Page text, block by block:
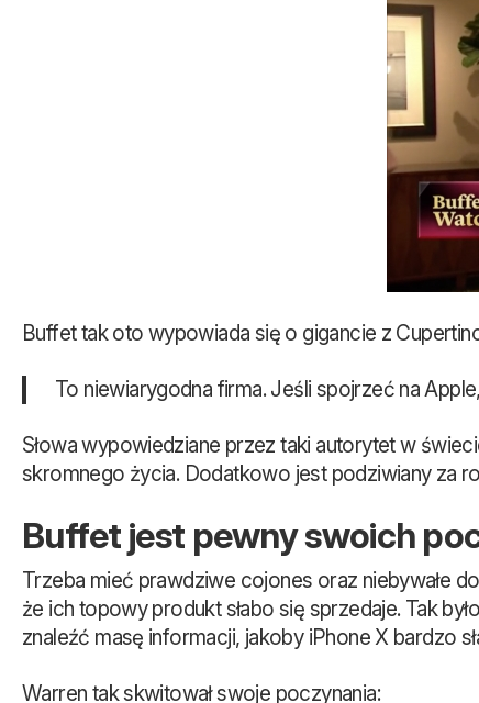
Buffet tak oto wypowiada się o gigancie z
To niewiarygodna firma. Jeśli spojrzeć na
Słowa wypowiedziane przez taki autorytet w
skromnego życia. Dodatkowo jest podziwiany za
Buffet jest pewny swoich
Trzeba mieć prawdziwe cojones oraz niebywałe
że ich topowy produkt słabo się sprzedaje. Tak
znaleźć masę informacji, jakoby iPhone X bardzo
Warren tak skwitował swoje poczynania: